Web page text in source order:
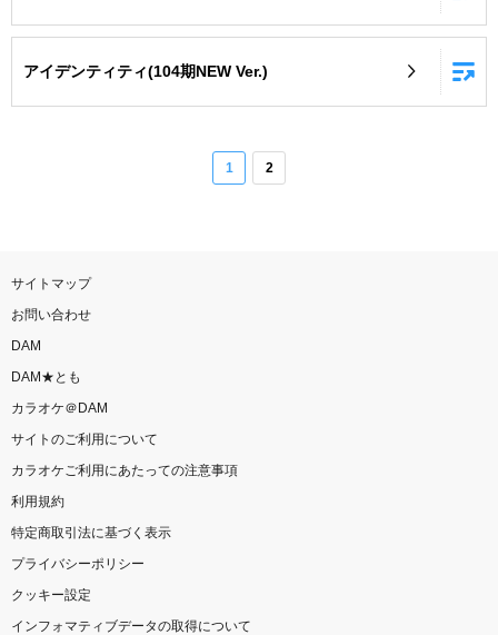
アイデンティティ(104期NEW Ver.)
1 2
サイトマップ
お問い合わせ
DAM
DAM★とも
カラオケ＠DAM
サイトのご利用について
カラオケご利用にあたっての注意事項
利用規約
特定商取引法に基づく表示
プライバシーポリシー
クッキー設定
インフォマティブデータの取得について